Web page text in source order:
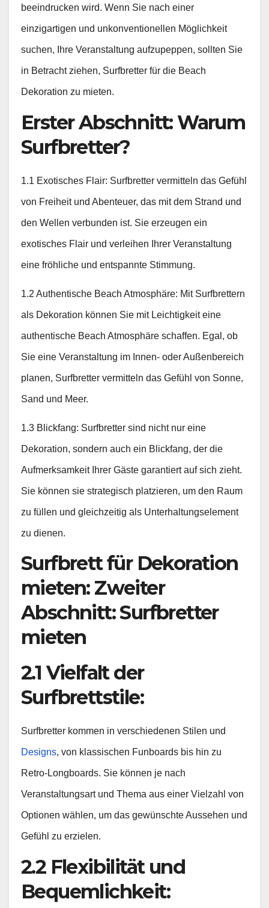
beeindrucken wird. Wenn Sie nach einer
einzigartigen und unkonventionellen Möglichkeit
suchen, Ihre Veranstaltung aufzupeppen, sollten Sie
in Betracht ziehen, Surfbretter für die Beach
Dekoration zu mieten.
Erster Abschnitt: Warum
Surfbretter?
1.1 Exotisches Flair: Surfbretter vermitteln das Gefühl
von Freiheit und Abenteuer, das mit dem Strand und
den Wellen verbunden ist. Sie erzeugen ein
exotisches Flair und verleihen Ihrer Veranstaltung
eine fröhliche und entspannte Stimmung.
1.2 Authentische Beach Atmosphäre: Mit Surfbrettern
als Dekoration können Sie mit Leichtigkeit eine
authentische Beach Atmosphäre schaffen. Egal, ob
Sie eine Veranstaltung im Innen- oder Außenbereich
planen, Surfbretter vermitteln das Gefühl von Sonne,
Sand und Meer.
1.3 Blickfang: Surfbretter sind nicht nur eine
Dekoration, sondern auch ein Blickfang, der die
Aufmerksamkeit Ihrer Gäste garantiert auf sich zieht.
Sie können sie strategisch platzieren, um den Raum
zu füllen und gleichzeitig als Unterhaltungselement
zu dienen.
Surfbrett für Dekoration
mieten: Zweiter
Abschnitt: Surfbretter
mieten
2.1 Vielfalt der
Surfbrettstile:
Surfbretter kommen in verschiedenen Stilen und
Designs, von klassischen Funboards bis hin zu
Retro-Longboards. Sie können je nach
Veranstaltungsart und Thema aus einer Vielzahl von
Optionen wählen, um das gewünschte Aussehen und
Gefühl zu erzielen.
2.2 Flexibilität und
Bequemlichkeit: